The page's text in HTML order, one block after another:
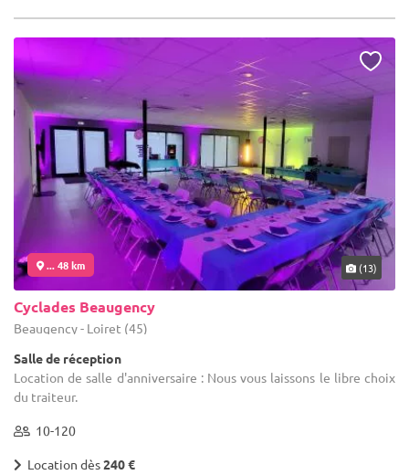
... 48 km (13)
Cyclades Beaugency
Beaugency - Loiret (45)
Salle de réception
Location de salle d'anniversaire : Nous vous laissons le libre choix
du traiteur.
10-120
Location dès240 €